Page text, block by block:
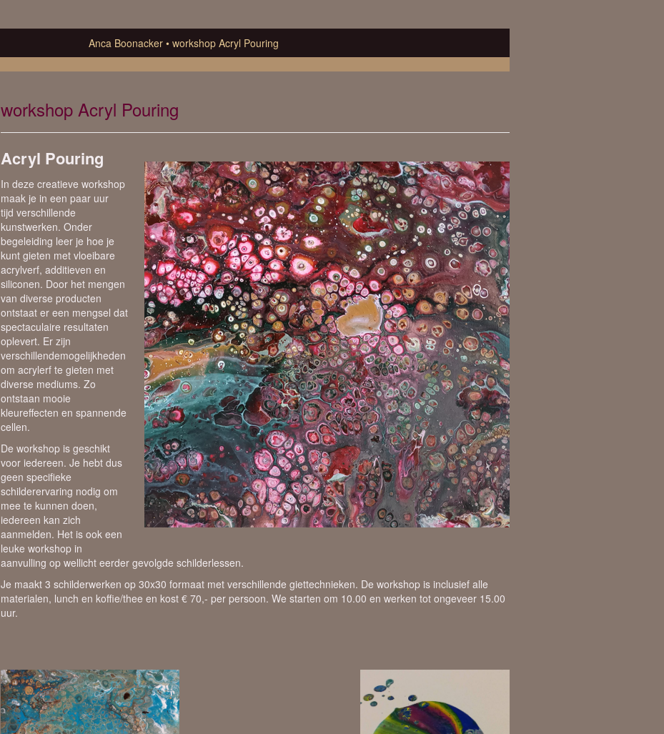
Anca Boonacker workshop Acryl Pouring
workshop Acryl Pouring
Acryl Pouring
In deze creatieve workshop
maak je in een paar uur
tijd verschillende
kunstwerken. Onder
begeleiding leer je hoe je
kunt gieten met vloeibare
acrylverf, additieven en
siliconen. Door het mengen
van diverse producten
ontstaat er een mengsel dat
spectaculaire resultaten
oplevert. Er zijn
verschillendemogelijkheden
om acrylerf te gieten met
diverse mediums. Zo
ontstaan mooie
kleureffecten en spannende
cellen.
De workshop is geschikt
voor iedereen. Je hebt dus
geen specifieke
schilderervaring nodig om
mee te kunnen doen,
iedereen kan zich
aanmelden. Het is ook een
leuke workshop in
aanvulling op wellicht eerder gevolgde schilderlessen.
Je maakt 3 schilderwerken op 30x30 formaat met verschillende giettechnieken. De workshop is inclusief alle
materialen, lunch en koffie/thee en kost € 70,- per persoon. We starten om 10.00 en werken tot ongeveer 15.00
uur.